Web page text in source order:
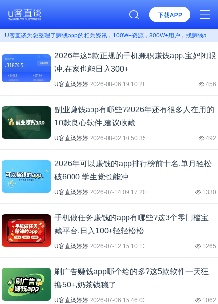
2026年这5款正规的手机兼职赚钱app,宝妈闭眼
冲,在家也能日入300+
U客直谈婷婷 2026-08-06 19:10:28 456
副业赚钱app有哪些?2026年还有很多人在用的
10款良心软件,建议收藏
U客直谈婷婷 2026-08-02 10:50:35 492
2026年可以赚钱的app排行榜前十名,单月轻松
破6000,学生党也能冲
U客直谈婷婷 2026-07-14 09:17:20 1330
手机做任务赚钱的app有哪些?这3个零门槛宝
藏平台,日入100+轻轻松松
U客直谈婷婷 2026-07-12 15:10:13 1265
刷广告赚钱app哪个给的多?这5款软件一天狂
撸50+,奶茶钱稳了
U客直谈婷婷 2026-07-06 15:46:03 1062